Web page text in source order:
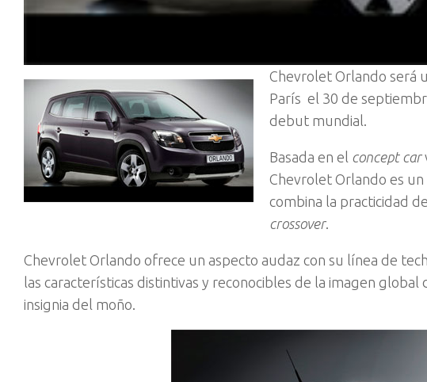
Chevrolet Orlando será
París el 30 de
debut mundial.
Basada en el concept car
Chevrolet Orlando es
combina la practicidad
crossover.
Chevrolet Orlando ofrece un aspecto audaz con su línea de
las características distintivas y reconocibles de la imagen
insignia del moño.